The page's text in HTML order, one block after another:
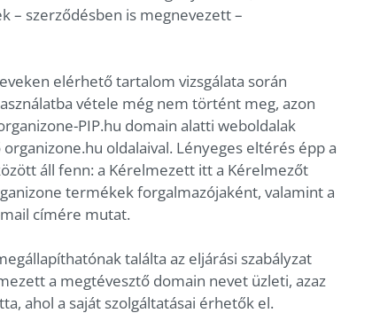
– szerződésben is megnevezett –
elérhető tartalom vizsgálata során
vétele még nem történt meg, azon
PIP.hu domain alatti weboldalak
oldalaival. Lényeges eltérés épp a
áll fenn: a Kérelmezett itt a Kérelmezőt
termékek forgalmazójaként, valamint a
címére mutat.
találta az eljárási szabályzat
a megtévesztő domain nevet üzleti, azaz
ahol a saját szolgáltatásai érhetők el.